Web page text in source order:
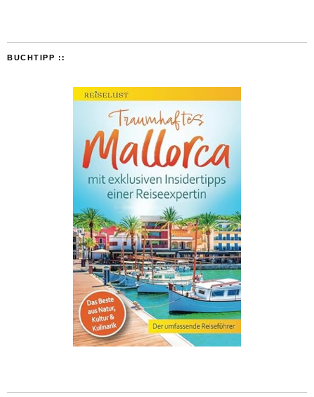
BUCHTIPP ::